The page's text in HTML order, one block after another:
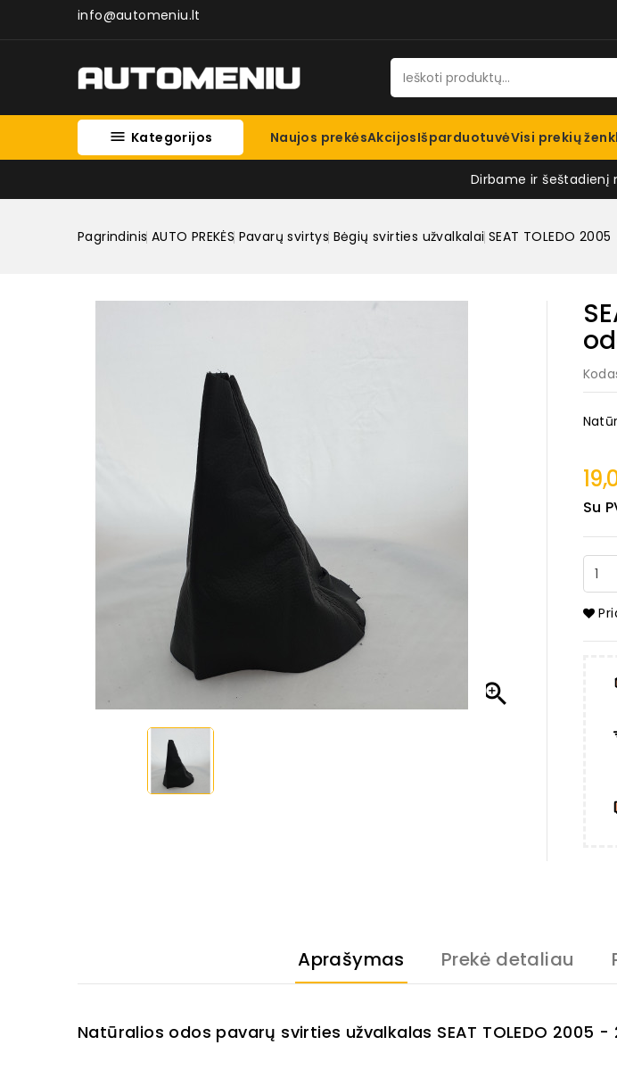
info@automeniu.lt
 Kategorijos Naujos prekėsAkcijosIšparduotuvėVisi prekių
Dirbame ir šeštadienį
Pagrindinis AUTO PREKĖS Pavarų svirtys Bėgių svirties užvalkalai SEAT TOLEDO

Su
Aprašymas Prekė detaliau
Natūralios odos pavarų svirties užvalkalas SEAT TOLEDO 2005 -